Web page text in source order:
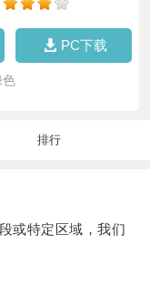
PC下载
色
排行
或特定区域，我们